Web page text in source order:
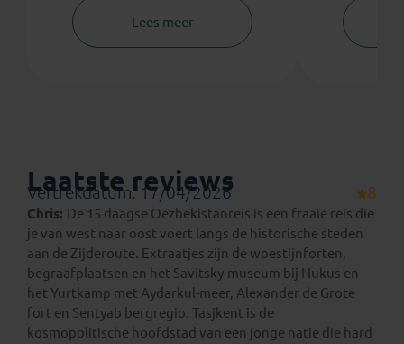
Lees meer
Laatste reviews
Vertrekdatum: 17/04/2026 8
Chris: De 15 daagse Oezbekistanreis is een fraaie reis die
je van west naar oost voert langs de historische steden
aan de Zijderoute. Extraatjes zijn de woestijnforten,
begraafplaatsen en het Savitsky-museum bij Nukus en
het Yurtkamp met Aydarkul-meer, Alexander de Grote
fort en Sentyab bergregio. Tasjkent is de
kosmopolitische hoofdstad van een jonge natie die hard